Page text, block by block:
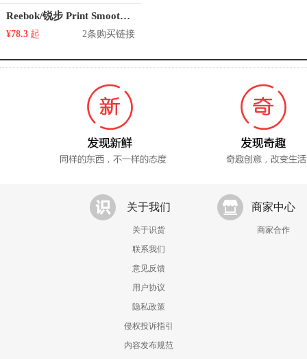
Reebok/锐步 Print Smooth 2.0 Ultk
¥78.3 起 2条购买链接
关于我们
关于识货
联系我们
意见反馈
用户协议
隐私政策
侵权投诉指引
内容发布规范
商家中心
商家合作